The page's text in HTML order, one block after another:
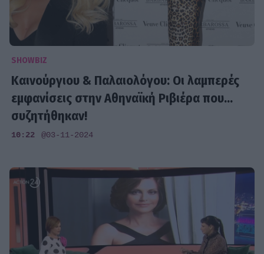
SHOWBIZ
Καινούργιου & Παλαιολόγου: Οι λαμπερές
εμφανίσεις στην Αθηναϊκή Ριβιέρα που...
συζητήθηκαν!
10:22 @03-11-2024